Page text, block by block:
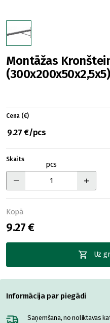
Montāžas
(300x200x50x2,5x5)
Cena (€)
9.27 €/pcs
Skaits
pcs
Kopā
9.27 €
Uz
Informācija par piegādi
Saņemšana, no noliktavas